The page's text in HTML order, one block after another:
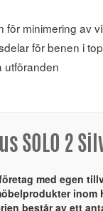
för minimering av
för benen i
utföranden
SOLO 2
med egen
består av ett